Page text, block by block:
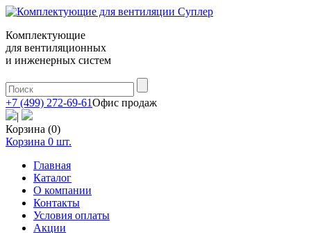
Комплектующие
для вентиляционных
и инженерных систем
+7 (499) 272-69-61Офис продаж
|
Корзина (0)
Корзина 0 шт.
Главная
Каталог
О компании
Контакты
Условия оплаты
Акции